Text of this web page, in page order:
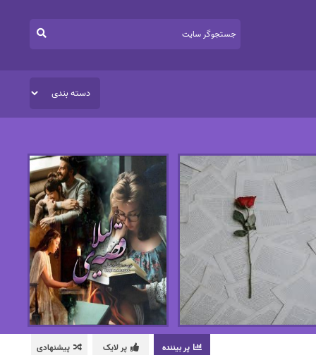
پر بیننده پر لایک پیشنهادی